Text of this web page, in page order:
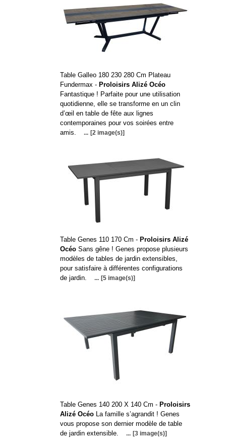
Table Galleo 180 230 280 Cm Plateau
Fundermax - Proloisirs Alizé Océo
Fantastique ! Parfaite pour une utilisation
quotidienne, elle se transforme en un clin
d’œil en table de fête aux lignes
contemporaines pour vos soirées entre
amis.
... [2 image(s)]
Table Genes 110 170 Cm - Proloisirs Alizé
OcéoSans gêne ! Genes propose plusieurs
modèles de tables de jardin extensibles,
pour satisfaire à différentes configurations
de jardin.
... [5 image(s)]
Table Genes 140 200 X 140 Cm - Proloisirs
Alizé OcéoLa famille s’agrandit ! Genes
vous propose son dernier modèle de table
de jardin extensible.
... [3 image(s)]